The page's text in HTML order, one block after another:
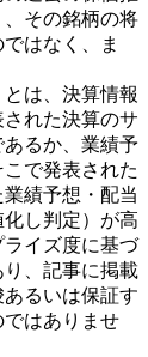
その銘柄の将
はなく、ま
は、決算情報
れた決算のサ
るか、業績予
で発表された
績予想・配当
し判定）が高
イズ度に基づ
、記事に掲載
るいは保証す
はありませ